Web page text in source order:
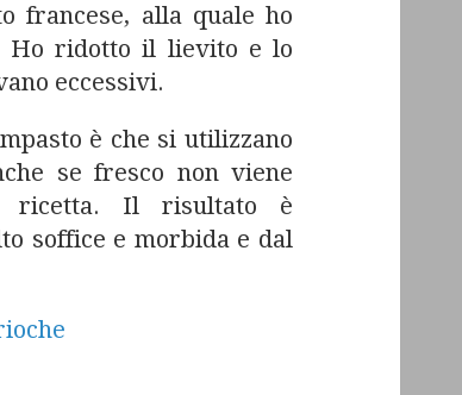
francese, alla quale ho
Ho ridotto il lievito e lo
eccessivi.
è che si utilizzano
se fresco non viene
ricetta. Il risultato è
soffice e morbida e dal